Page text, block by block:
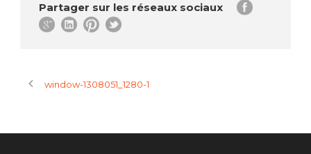
Partager sur les réseaux sociaux
window-1308051_1280-1